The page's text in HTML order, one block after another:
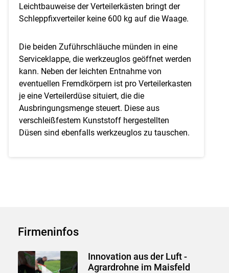
Leichtbauweise der Verteilerkästen bringt der
Schleppfixverteiler keine 600 kg auf die Waage.
Die beiden Zuführschläuche münden in eine
Serviceklappe, die werkzeuglos geöffnet werden
kann. Neben der leichten Entnahme von
eventuellen Fremdkörpern ist pro Verteilerkasten
je eine Verteilerdüse situiert, die die
Ausbringungsmenge steuert. Diese aus
verschleißfestem Kunststoff hergestellten
Düsen sind ebenfalls werkzeuglos zu tauschen.
Firmeninfos
Innovation aus der Luft -
Agrardrohne im Maisfeld